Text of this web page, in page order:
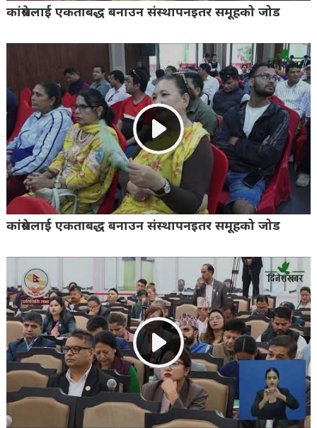
कांग्रेसलाई एकताबद्ध बनाउन संस्थापनइतर समूहको जोड
कांग्रेसलाई एकताबद्ध बनाउन संस्थापनइतर समूहको जोड